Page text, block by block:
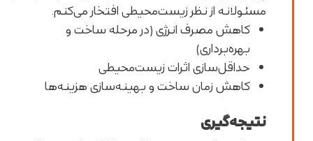
مسئولانه از نظر زیست‌محیطی افتخار می‌کنم.
کاهش مصرف انرژی (در مرحله ساخت و
بهره‌برداری)
حداقل‌سازی اثرات زیست‌محیطی
کاهش زمان ساخت و بهینه‌سازی هزینه‌ها
نتیجه‌گیری